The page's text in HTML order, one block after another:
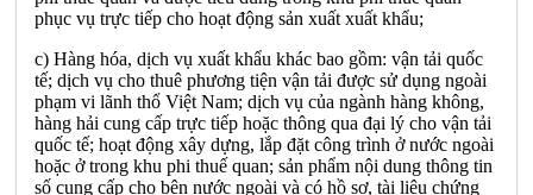
phục vụ trực tiếp cho hoạt động sản xuất xuất khẩu;
c) Hàng hóa, dịch vụ xuất khẩu khác bao gồm: vận tải quốc
tế; dịch vụ cho thuê phương tiện vận tải được sử dụng ngoài
phạm vi lãnh thổ Việt Nam; dịch vụ của ngành hàng không,
hàng hải cung cấp trực tiếp hoặc thông qua đại lý cho vận tải
quốc tế; hoạt động xây dựng, lắp đặt công trình ở nước ngoài
hoặc ở trong khu phi thuế quan; sản phẩm nội dung thông tin
số cung cấp cho bên nước ngoài và có hồ sơ, tài liệu chứng